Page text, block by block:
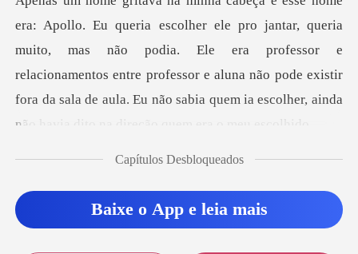
Histórico
muito, mas não podia. Ele era professor e
relacionamentos entre professor e aluna não pode existir
fora
surpres Capítulos Desbloqueados
Baixe o App e leia mais